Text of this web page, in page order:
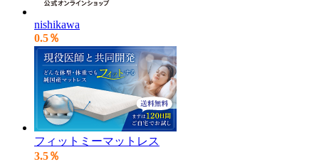
nishikawa
0.5％
フィットミーマットレス
3.5％